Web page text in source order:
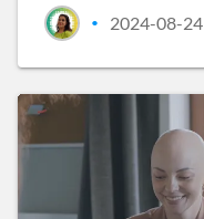
• 2024-08-24